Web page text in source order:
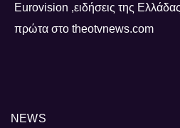
Eurovision ,ειδήσεις της
πρώτα στο theotvnews.com
NEWS